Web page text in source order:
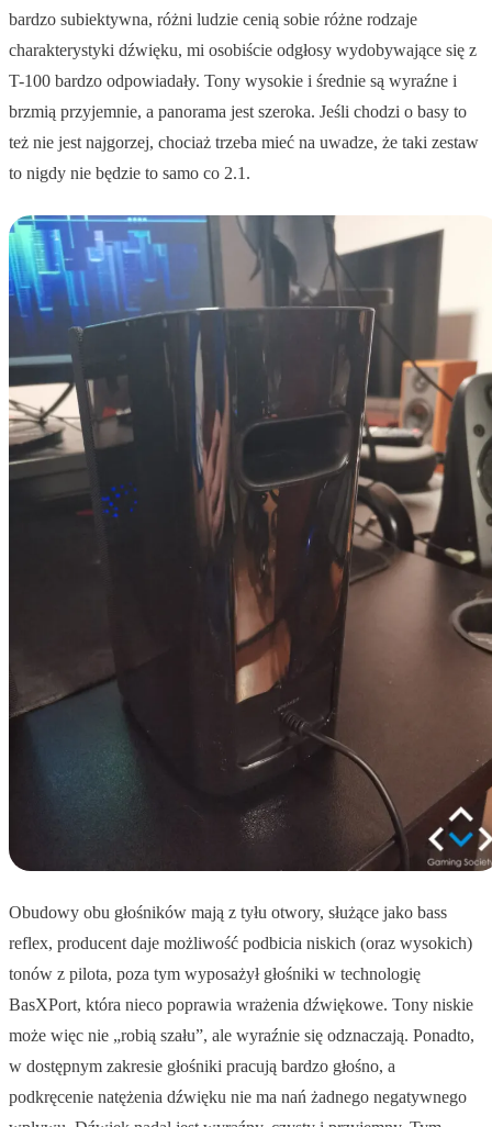
bardzo subiektywna, różni ludzie cenią sobie różne rodzaje
charakterystyki dźwięku, mi osobiście odgłosy wydobywające się z
T-100 bardzo odpowiadały. Tony wysokie i średnie są wyraźne i
brzmią przyjemnie, a panorama jest szeroka. Jeśli chodzi o basy to
też nie jest najgorzej, chociaż trzeba mieć na uwadze, że taki zestaw
to nigdy nie będzie to samo co 2.1.
Obudowy obu głośników mają z tyłu otwory, służące jako bass
reflex, producent daje możliwość podbicia niskich (oraz wysokich)
tonów z pilota, poza tym wyposażył głośniki w technologię
BasXPort, która nieco poprawia wrażenia dźwiękowe. Tony niskie
może więc nie „robią szału”, ale wyraźnie się odznaczają. Ponadto,
w dostępnym zakresie głośniki pracują bardzo głośno, a
podkręcenie natężenia dźwięku nie ma nań żadnego negatywnego